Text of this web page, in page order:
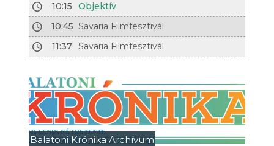
10:15
Objektív
10:45 Savaria Filmfesztivál
11:37 Savaria Filmfesztivál
Balatoni Krónika Archívum